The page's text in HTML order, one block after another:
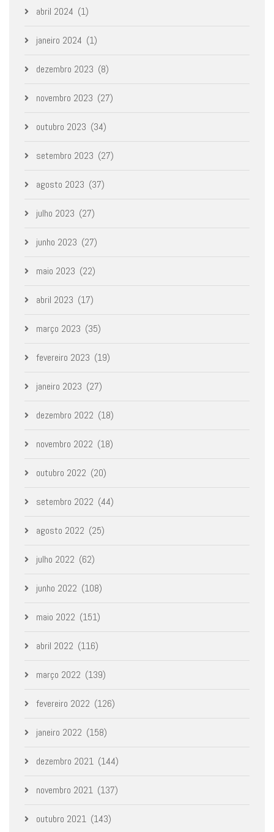
abril 2024 (1)
janeiro 2024 (1)
dezembro 2023 (8)
novembro 2023 (27)
outubro 2023 (34)
setembro 2023 (27)
agosto 2023 (37)
julho 2023 (27)
junho 2023 (27)
maio 2023 (22)
abril 2023 (17)
março 2023 (35)
fevereiro 2023 (19)
janeiro 2023 (27)
dezembro 2022 (18)
novembro 2022 (18)
outubro 2022 (20)
setembro 2022 (44)
agosto 2022 (25)
julho 2022 (62)
junho 2022 (108)
maio 2022 (151)
abril 2022 (116)
março 2022 (139)
fevereiro 2022 (126)
janeiro 2022 (158)
dezembro 2021 (144)
novembro 2021 (137)
outubro 2021 (143)